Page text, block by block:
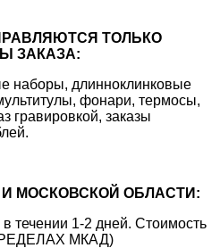
ТОЛЬКО
ЗАКАЗА:
наборы, длинноклинковые
фонари, термосы,
гравировкой, заказы
МОСКОВСКОЙ ОБЛАСТИ:
течении 1-2 дней. Стоимость
МКАД)